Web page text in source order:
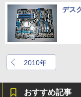
デス
2010年
おすすめ記事